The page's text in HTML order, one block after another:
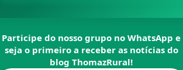
Participe do nosso grupo no WhatsApp e
seja o primeiro a receber as notícias do
blogThomazRural!